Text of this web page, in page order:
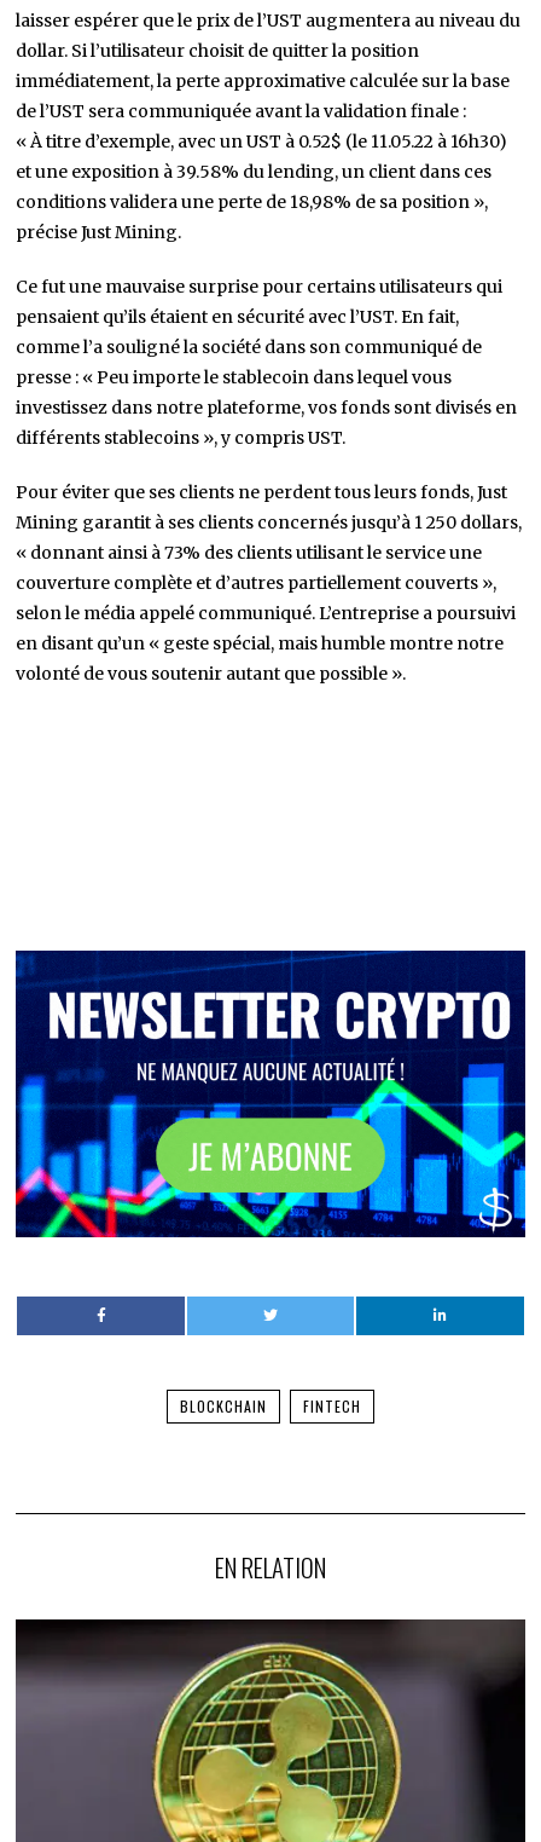
laisser espérer que le prix de l’UST augmentera au niveau du
dollar. Si l’utilisateur choisit de quitter la position
immédiatement, la perte approximative calculée sur la base
de l’UST sera communiquée avant la validation finale :
« À titre d’exemple, avec un UST à 0.52$ (le 11.05.22 à 16h30)
et une exposition à 39.58% du lending, un client dans ces
conditions validera une perte de 18,98% de sa position »,
précise Just Mining.
Ce fut une mauvaise surprise pour certains utilisateurs qui
pensaient qu’ils étaient en sécurité avec l’UST. En fait,
comme l’a souligné la société dans son communiqué de
presse : « Peu importe le stablecoin dans lequel vous
investissez dans notre plateforme, vos fonds sont divisés en
différents stablecoins », y compris UST.
Pour éviter que ses clients ne perdent tous leurs fonds, Just
Mining garantit à ses clients concernés jusqu’à 1 250 dollars,
« donnant ainsi à 73% des clients utilisant le service une
couverture complète et d’autres partiellement couverts »,
selon le média appelé communiqué. L’entreprise a poursuivi
en disant qu’un « geste spécial, mais humble montre notre
volonté de vous soutenir autant que possible ».
BLOCKCHAIN FINTECH
EN RELATION